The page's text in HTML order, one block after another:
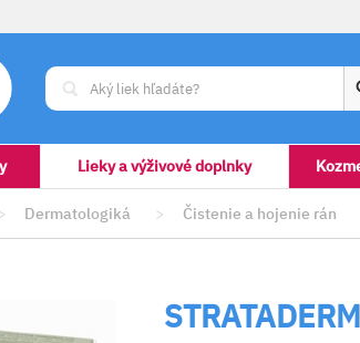
Lieky a výživové doplnky
Dermatologiká > Čistenie a hojenie rán
STRATADERM